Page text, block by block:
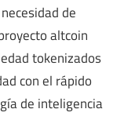
de
altcoin
tokenizados
con el rápido
de inteligencia